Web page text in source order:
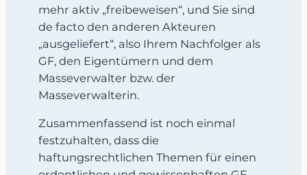
mehr aktiv „freibeweisen“, und Sie sind
de facto den anderen Akteuren
„ausgeliefert“, also Ihrem Nachfolger als
GF, den Eigentümern und dem
Masseverwalter bzw. der
Masseverwalterin.
Zusammenfassend ist noch einmal
festzuhalten, dass die
haftungsrechtlichen Themen für einen